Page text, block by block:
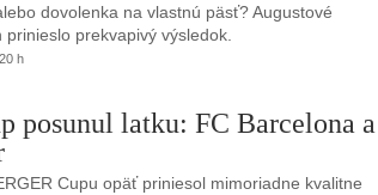
dovolenka na vlastnú päsť? Augustové
prekvapivý výsledok.
20 h
posunul latku: FC Barcelona a
Cupu opäť priniesol mimoriadne kvalitne